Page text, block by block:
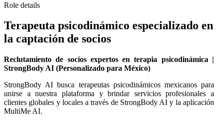
Role details
Terapeuta psicodinámico especializado en
la captación de socios
Reclutamiento de socios expertos en terapia psicodinámica |
StrongBody AI (Personalizado para México)
StrongBody AI busca terapeutas psicodinámicos mexicanos para
unirse a nuestra plataforma y brindar servicios profesionales a
clientes globales y locales a través de StrongBody AI y la aplicación
MultiMe AI.